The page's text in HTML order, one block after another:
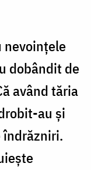
nevoinţele
dobândit de
având tăria
au şi
îndrăzniri.